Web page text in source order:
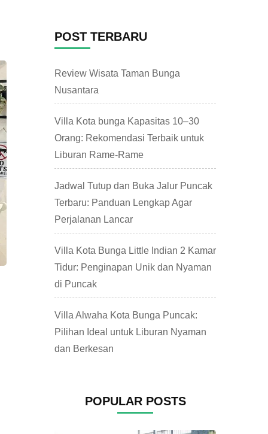
POST TERBARU
Review Wisata Taman Bunga
Nusantara
Villa Kota bunga Kapasitas 10–30
Orang: Rekomendasi Terbaik untuk
Liburan Rame-Rame
Jadwal Tutup dan Buka Jalur Puncak
Terbaru: Panduan Lengkap Agar
Perjalanan Lancar
Villa Kota Bunga Little Indian 2 Kamar
Tidur: Penginapan Unik dan Nyaman
di Puncak
Villa Alwaha Kota Bunga Puncak:
Pilihan Ideal untuk Liburan Nyaman
dan Berkesan
POPULAR POSTS